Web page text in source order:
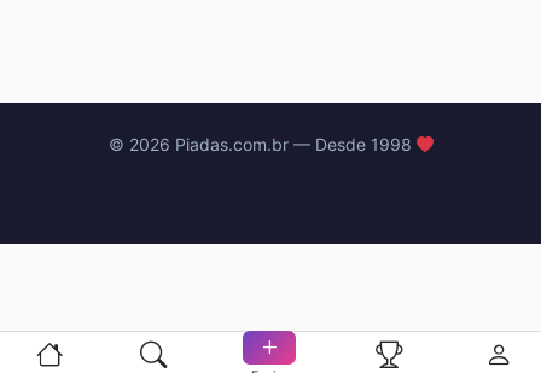
© 2026 Piadas.com.br — Desde 1998